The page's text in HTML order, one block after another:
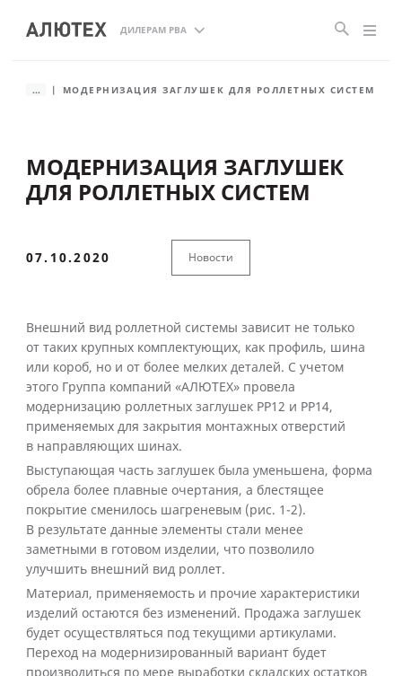
ДИЛЕРАМ РВА
... МОДЕРНИЗАЦИЯ ЗАГЛУШЕК ДЛЯ РОЛЛЕТНЫХ СИСТЕМ
МОДЕРНИЗАЦИЯ ЗАГЛУШЕК
ДЛЯ РОЛЛЕТНЫХ СИСТЕМ
07.10.2020 Новости
Внешний вид роллетной системы зависит не только
от таких крупных комплектующих, как профиль, шина
или короб, но и от более мелких деталей. С учетом
этого Группа компаний «АЛЮТЕХ» провела
модернизацию роллетных заглушек PP12 и PP14,
применяемых для закрытия монтажных отверстий
в направляющих шинах.
Выступающая часть заглушек была уменьшена, форма
обрела более плавные очертания, а блестящее
покрытие сменилось шагреневым (рис. 1-2).
В результате данные элементы стали менее
заметными в готовом изделии, что позволило
улучшить внешний вид роллет.
Материал, применяемость и прочие характеристики
изделий остаются без изменений. Продажа заглушек
будет осуществляться под текущими артикулами.
Переход на модернизированный вариант будет